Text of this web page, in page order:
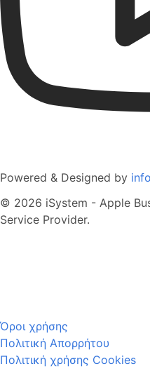
Powered & Designed by info
© 2026 iSystem - Apple
Service Provider.
Όροι χρήσης
Πολιτική Απορρήτου
Πολιτική χρήσης Cookies